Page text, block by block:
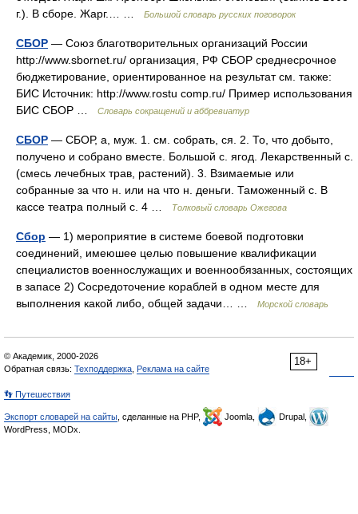
г.). В сборе. Жарг.… …
Большой словарь русских поговорок
СБОР — Союз благотворительных организаций России
http://www.sbornet.ru/​ организация, РФ СБОР среднесрочное
бюджетирование, ориентированное на результат см. также:
БИС Источник: http://www.rostu comp.ru/ Пример использования
БИС СБОР …
Словарь сокращений и аббревиатур
СБОР — СБОР, а, муж. 1. см. собрать, ся. 2. То, что добыто,
получено и собрано вместе. Большой с. ягод. Лекарственный с.
(смесь лечебных трав, растений). 3. Взимаемые или
собранные за что н. или на что н. деньги. Таможенный с. В
кассе театра полный с. 4 …
Толковый словарь Ожегова
Сбор — 1) мероприятие в системе боевой подготовки
соединений, имеюшее целью повышение квалификации
специалистов военнослужащих и военнообязанных, состоящих
в запасе 2) Сосредоточение кораблей в одном месте для
выполнения какой либо, общей задачи… …
Морской словарь
18+
© Академик, 2000-2026
Обратная связь: Техподдержка Реклама на сайте
👣 Путешествия
Экспорт словарей на сайты , сделанные на PHP, Joomla,
Drupal,
WordPress, MODx.